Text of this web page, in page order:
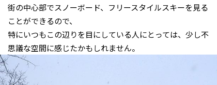
街の中心部でスノーボード、フリースタイルスキーを見る
ことができるので、
特にいつもこの辺りを目にしている人にとっては、少し不
思議な空間に感じたかもしれません。